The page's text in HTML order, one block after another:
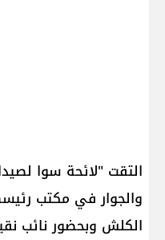
التقت "لائحة سوا
والجوار في مكتب
الكلش وبحضور نائب